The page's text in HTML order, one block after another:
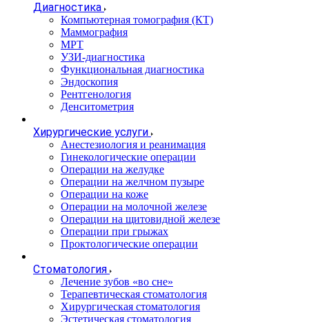
Диагностика
Компьютерная томография (КТ)
Маммография
МРТ
УЗИ-диагностика
Функциональная диагностика
Эндоскопия
Рентгенология
Денситометрия
Хирургические услуги
Анестезиология и реанимация
Гинекологические операции
Операции на желудке
Операции на желчном пузыре
Операции на коже
Операции на молочной железе
Операции на щитовидной железе
Операции при грыжах
Проктологические операции
Стоматология
Лечение зубов «во сне»
Терапевтическая стоматология
Хирургическая стоматология
Эстетическая стоматология